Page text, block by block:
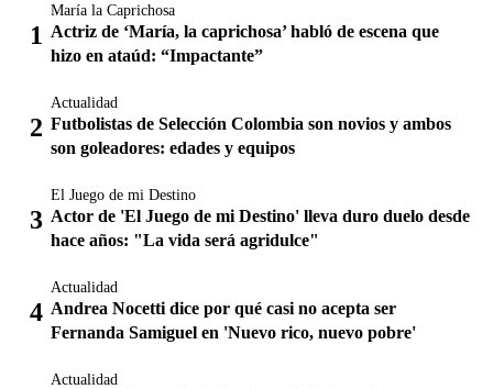
María la Caprichosa
Actriz de ‘María, la caprichosa’ habló de escena que
hizo en ataúd: “Impactante”
Actualidad
Futbolistas de Selección Colombia son novios y ambos
son goleadores: edades y equipos
El Juego de mi Destino
Actor de 'El Juego de mi Destino' lleva duro duelo desde
hace años: "La vida será agridulce"
Actualidad
Andrea Nocetti dice por qué casi no acepta ser
Fernanda Samiguel en 'Nuevo rico, nuevo pobre'
Actualidad